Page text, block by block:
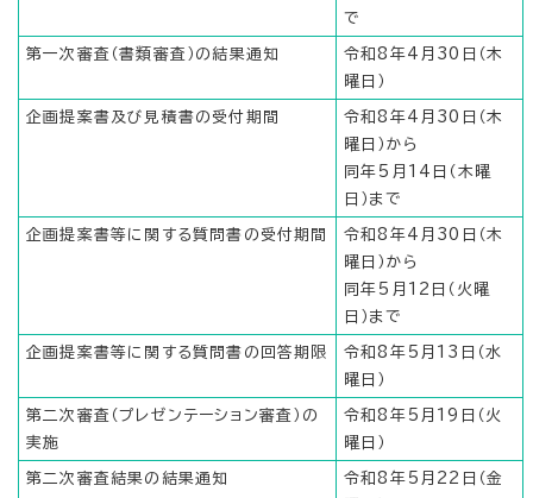
で
第一次審査（書類審査）の結果通知
令和8年4月30日（木
曜日）
企画提案書及び見積書の受付期間
令和8年4月30日（木
曜日）から
同年5月14日（木曜
日）まで
企画提案書等に関する質問書の受付期間
令和8年4月30日（木
曜日）から
同年5月12日（火曜
日）まで
企画提案書等に関する質問書の回答期限
令和8年5月13日（水
曜日）
第二次審査（プレゼンテーション審査）の
実施
令和8年5月19日（火
曜日）
第二次審査結果の結果通知
令和8年5月22日（金